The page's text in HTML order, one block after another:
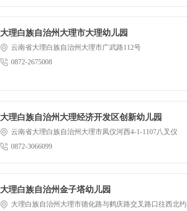
大理白族自治州大理市大理幼儿园
云南省大理白族自治州大理市广武路112号
0872-2675008
大理白族自治州大理经济开发区创新幼儿园
云南省大理白族自治州大理市凤仪河西4-1-1107八叉仪
0872-3066099
大理白族自治州金子塔幼儿园
大理白族自治州大理市德化路与鹤庆路交叉路口往西北